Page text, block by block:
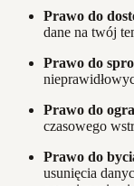
Prawo do
dane na twój
Prawo do
Prawo do
czasowego
Prawo do
usunięcia